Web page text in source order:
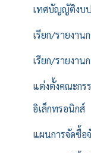
เทศบัญญัติงบ
เรียก/รายงาน
เรียก/รายงาน
แต่งตั้งคณะกร
อิเล็กทรอนิกส์
แผนการจัดซื้อ